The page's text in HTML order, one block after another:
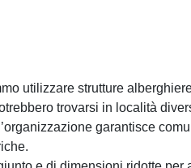
utilizzare strutture
trovarsi in località
garantisce